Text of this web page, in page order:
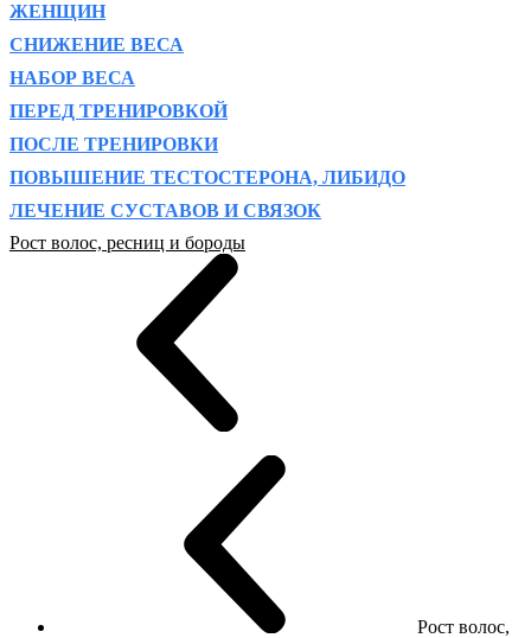
ЖЕНЩИН
СНИЖЕНИЕ ВЕСА
НАБОР ВЕСА
ПЕРЕД ТРЕНИРОВКОЙ
ПОСЛЕ ТРЕНИРОВКИ
ПОВЫШЕНИЕ ТЕСТОСТЕРОНА, ЛИБИДО
ЛЕЧЕНИЕ СУСТАВОВ И СВЯЗОК
Рост волос, ресниц и бороды
Рост волос,